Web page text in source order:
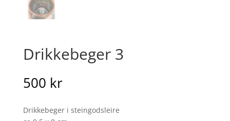
Drikkebeger 3
500 kr
Drikkebeger i steingodsleire